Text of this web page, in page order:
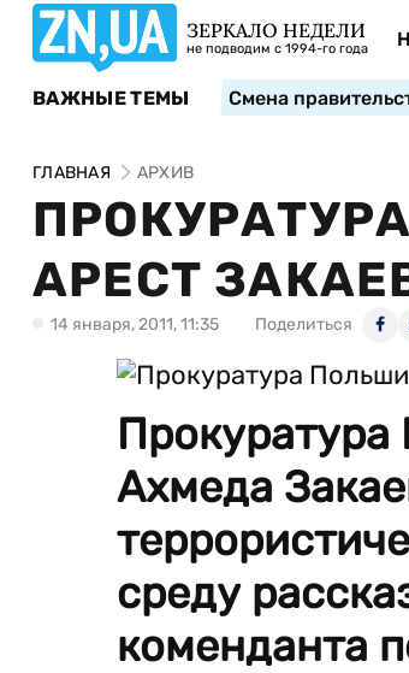
ЗЕРКАЛО НЕДЕЛИ
не подводим с 1994-го года
ВАЖНЫЕ ТЕМЫ Смена
ГЛАВНАЯ АРХИВ
АРЕСТ
14 января, 2011, 11:35 Поделиться
Ахмеда
среду
коменданта